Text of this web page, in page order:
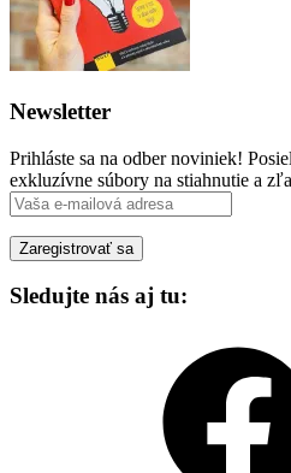
Newsletter
Prihláste sa na odber noviniek!
exkluzívne súbory na stiahnutie a
Sledujte nás aj tu: